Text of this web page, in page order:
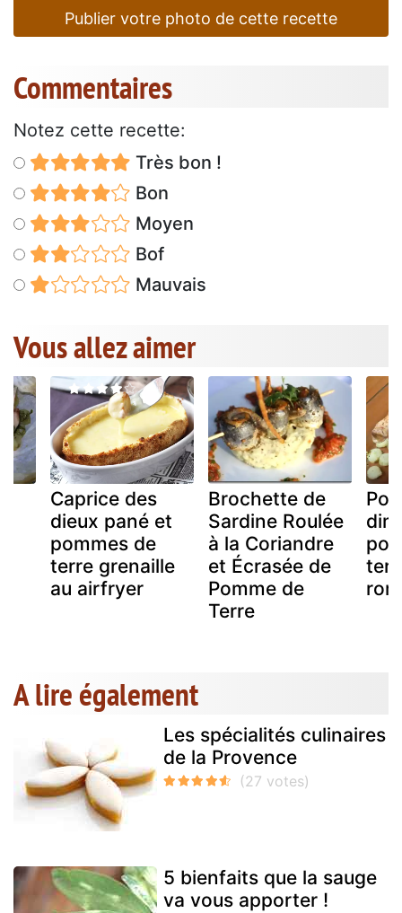
Publier votre photo de cette recette
Commentaires
Notez cette recette:
Très bon !
Bon
Moyen
Bof
Mauvais
Vous allez aimer
Caprice des
dieux pané et
pommes de
terre grenaille
au airfryer
Brochette de
Sardine Roulée
à la Coriandre
et Écrasée de
Pomme de
Terre
A lire également
Les spécialités culinaires
de la Provence
5 bienfaits que la sauge
va vous apporter !